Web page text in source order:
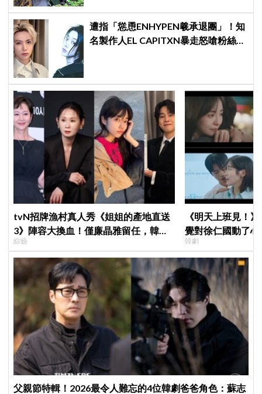
遭指「慫恿ENHYPEN羲承退團」！知
名製作人EL CAPITXN暴走怒嗆粉絲
tvN招牌漁村真人秀《姐姐的產地直送
3》陣容大換血！僅廉晶雅留任，韓媒
曝新成員為金善映、盧允瑞、姜有皙
綜藝
《明天上班見！
覺對徐仁國動了
心好慌
韓劇
父親節特輯！2026最令人難忘的4位韓劇爸爸角色：蘇志